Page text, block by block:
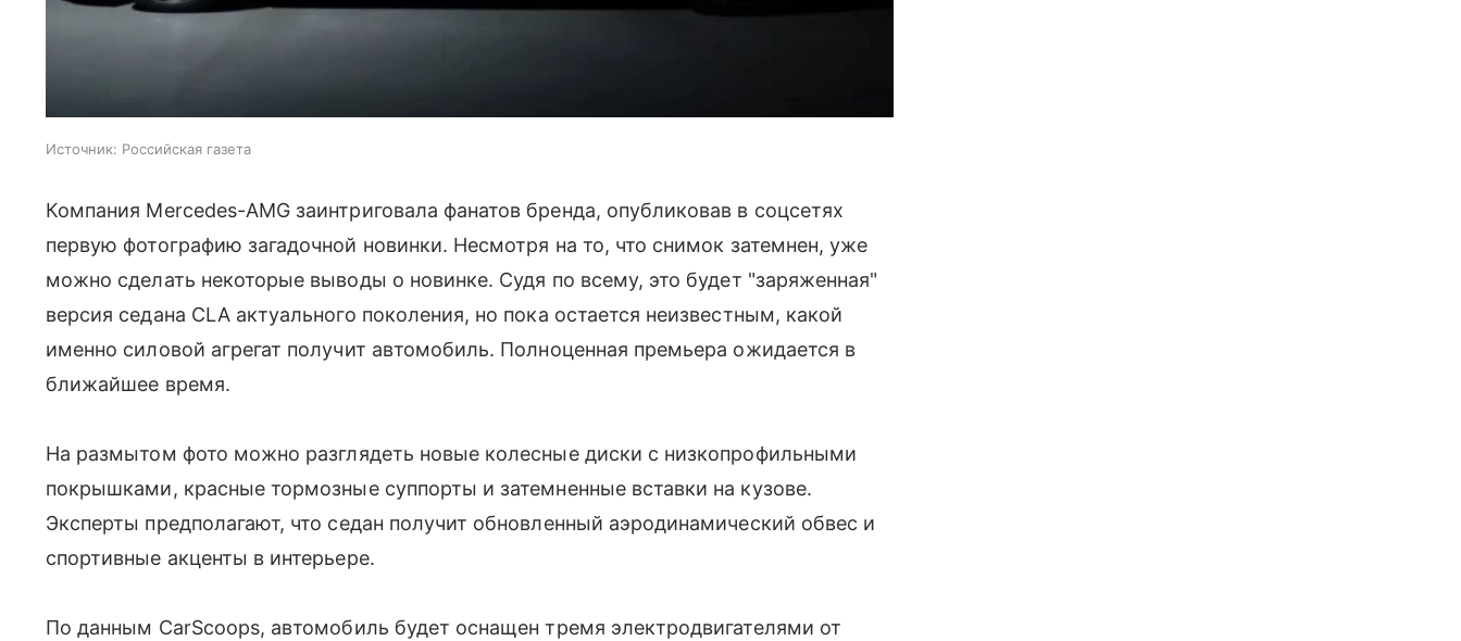
Источник: Российская газета
Компания Mercedes-AMG заинтриговала фанатов бренда, опубликовав в соцсетях
первую фотографию загадочной новинки. Несмотря на то, что снимок затемнен, уже
можно сделать некоторые выводы о новинке. Судя по всему, это будет "заряженная"
версия седана CLA актуального поколения, но пока остается неизвестным, какой
именно силовой агрегат получит автомобиль. Полноценная премьера ожидается в
ближайшее время.
На размытом фото можно разглядеть новые колесные диски с низкопрофильными
покрышками, красные тормозные суппорты и затемненные вставки на кузове.
Эксперты предполагают, что седан получит обновленный аэродинамический обвес и
спортивные акценты в интерьере.
По данным CarScoops, автомобиль будет оснащен тремя электродвигателями от